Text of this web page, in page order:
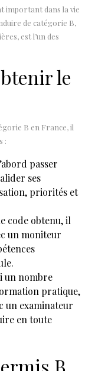
important dans la vie
de catégorie B,
est l’un des
le
B en France, il
:
passer
ses
priorités et
code obtenu, il
un moniteur
un nombre
pratique,
un examinateur
en toute
B